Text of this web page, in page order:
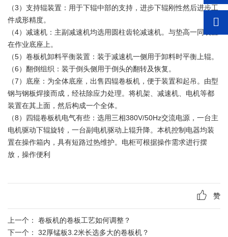
（3）支持辊装置：用于下辊中部的支持，进步下辊刚性然后进步工
件成形精度。
（4）减速机：主副减速机均选用圆柱齿轮减速机。与垫高一同装置
在作业底座上。
（5）卷板机卸料平衡装置：装于减速机一侧用于卸料时平衡上辊。
（6）翻倒组织：装于倒头侧用于倒头的翻转及恢复。
（7）底座：为全体底座，出售四辊卷板机，便于装置和起吊。由型
钢与钢板焊接而成，经祛除应力处理。将机架、减速机、电机等都
装置在其上面，然后构成一个全体。
（8）四辊卷板机电气有些：选用三相380V/50Hz交流电源，一台主
电机驱动下辊旋转，一台副电机驱动上辊升降。本机控制电器均装
置在操作箱内，具有短路过热维护。电柜可根据操作需求进行摆
放，操作便利
赞
上一个： 卷板机的卷板工艺如何调整？
下一个： 32厚锰板3.2米长选多大的卷板机？